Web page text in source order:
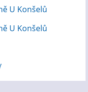
U Konšelů
U Konšelů